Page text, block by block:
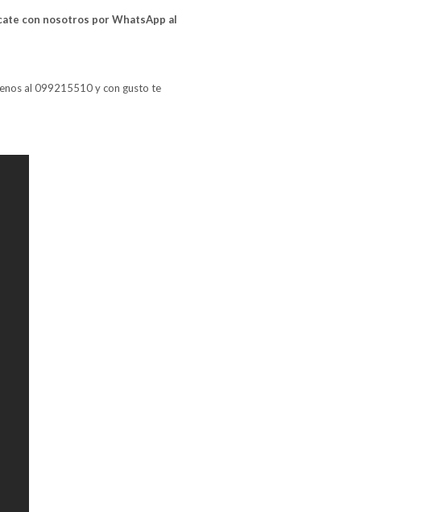
con nosotros por WhatsApp al
al 099215510 y con gusto te